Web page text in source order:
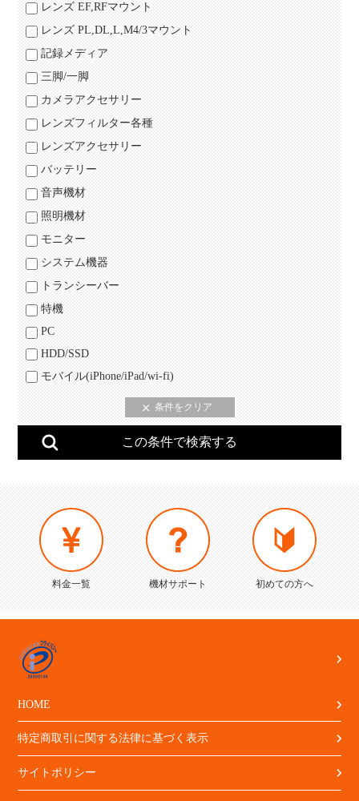
レンズ EF,RFマウント
レンズ PL,DL,L,M4/3マウント
記録メディア
三脚/一脚
カメラアクセサリー
レンズフィルター各種
レンズアクセサリー
バッテリー
音声機材
照明機材
モニター
システム機器
トランシーバー
特機
PC
HDD/SSD
モバイル(iPhone/iPad/wi-fi)
料金一覧 機材サポート 初めての方へ
HOME
特定商取引に関する法律に基づく表示
サイトポリシー